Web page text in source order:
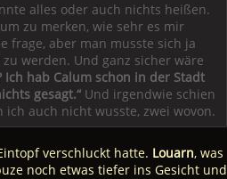
alles oder auch nichts heißen.
zu merken, wie sehr es mir
frage, aber man musste sich ja
werden. Und ganz sicher wäre
Ich hab Calum schon in der Stadt
gesagt.“ Und irgendwie schien
ich auch nicht wusste, zwei wovon.
verschluckt hatte. Louarn, was
noch etwas tiefer ins Gesicht und